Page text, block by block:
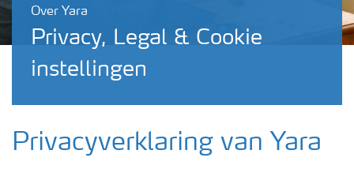
Over Yara
Privacy, Legal & Cookie
instellingen
Privacyverklaring van Yara